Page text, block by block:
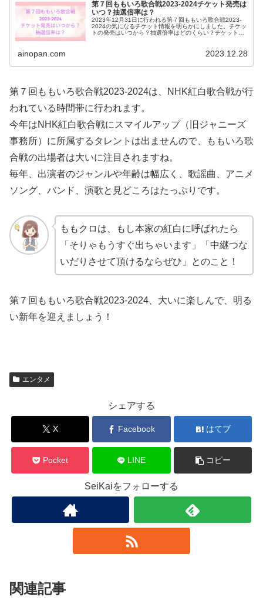
第７回ももいろ歌合戦2023-2024チケット発売は
いつ？抽選倍率は？
2023年12月31日に行われる第７回ももいろ歌合戦2023-
2024の気になるチケット情報を明らかにしました。チケッ
トの発売はいつから？抽選倍率はどのくらい？チケットの
ainopan.com 2023.12.28
第７回ももいろ歌合戦2023-2024は、NHK紅白歌合戦が行
われている時間帯に行われます。
今年はNHK紅白歌合戦にスマイルアップ（旧ジャニーズ
事務所）に所属するタレントは出ませんので、ももいろ歌
合戦の出場者は大いに注目されますね。
毎年、出演者のジャンルや年齢は幅広く、歌謡曲、アニメ
ソング、バンド、演歌と見どころはたっぷりです。
ももクロは、もし本家の紅白に呼ばれたら
「そりゃもうすぐ出ちゃいます」「中継つな
いだりさせて頂けるならぜひ」とのこと！
第７回ももいろ歌合戦2023-2024、大いに楽しんで、明る
い新年を迎えましょう！
エンタメ
シェアする
X Facebook はてブ
Pocket LINE コピー
SeiKaiをフォローする
関連記事